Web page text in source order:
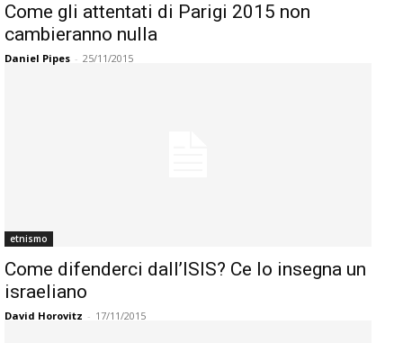
Come gli attentati di Parigi 2015 non
cambieranno nulla
Daniel Pipes - 25/11/2015
etnismo
Come difenderci dall’ISIS? Ce lo insegna un
israeliano
David Horovitz - 17/11/2015